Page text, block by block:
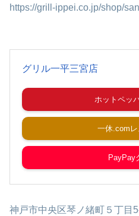
https://grill-ippei.co.jp/shop/
グリル一平三宮店
ホットペッ
一休.com
PayPay
神戸市中央区琴ノ緒町５丁目